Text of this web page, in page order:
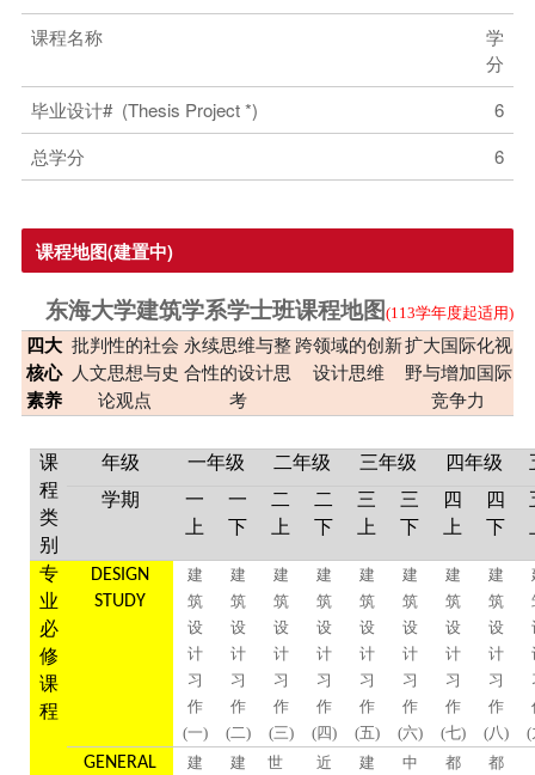
课程名称
学
分
毕业设计# (Thesis Project *)
6
总学分
6
课程地图(建置中)
东海大学建筑学系学士班课程地图(113学年度起适用)
四大
核心
素养
批判性的社会
人文思想与史
论观点
永续思维与整
合性的设计思
考
跨领域的创新
设计思维
扩大国际化视
野与增加国际
竞争力
课
程
类
别
年级 一年级 二年级 三年级 四年级
学期
一
上
一
下
二
上
二
下
三
上
三
下
四
上
四
下
专
业
必
修
课
程
DESIGN
STUDY
建
筑
设
计
习
作
(一)
建
筑
设
计
习
作
(二)
建
筑
设
计
习
作
(三)
建
筑
设
计
习
作
(四)
建
筑
设
计
习
作
(五)
建
筑
设
计
习
作
(六)
建
筑
设
计
习
作
(七)
建
筑
设
计
习
作
(八)
(
GENERAL
建
建
世
近
建
中
都
都